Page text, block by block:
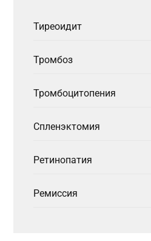
Тиреоидит
Тромбоз
Тромбоцитопения
Спленэктомия
Ретинопатия
Ремиссия